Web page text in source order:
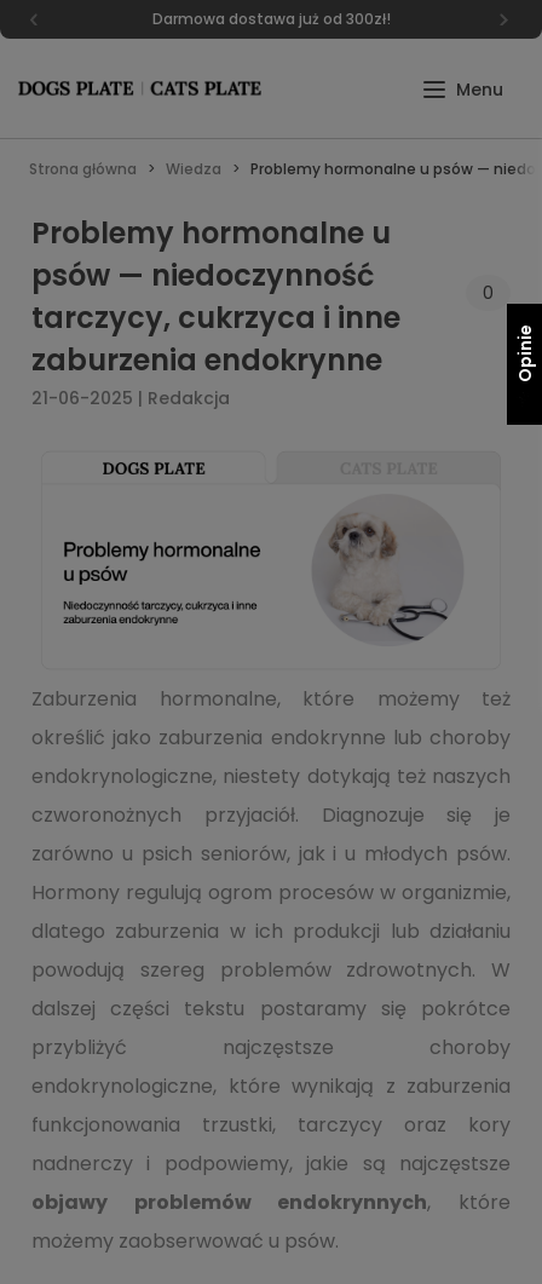
Darmowa dostawa już od 300zł!
Strona główna Wiedza Problemy hormonalne u psów —
Problemy hormonalne u
psów — niedoczynność
tarczycy, cukrzyca i inne
zaburzenia endokrynne
0
21-06-2025 | Redakcja
Zaburzenia hormonalne, które możemy też
określić jako zaburzenia endokrynne lub choroby
endokrynologiczne, niestety dotykają też naszych
czworonożnych przyjaciół. Diagnozuje się je
zarówno u psich seniorów, jak i u młodych psów.
Hormony regulują ogrom procesów w organizmie,
dlatego zaburzenia w ich produkcji lub działaniu
powodują szereg problemów zdrowotnych. W
dalszej części tekstu postaramy się pokrótce
przybliżyć najczęstsze choroby
endokrynologiczne, które wynikają z zaburzenia
funkcjonowania trzustki, tarczycy oraz kory
nadnerczy i podpowiemy, jakie są najczęstsze
objawy problemów endokrynnych, które
możemy zaobserwować u psów.
Opinie